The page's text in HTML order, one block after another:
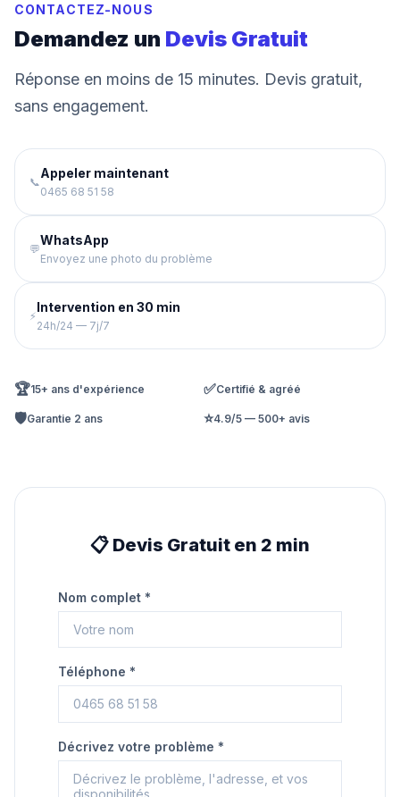
CONTACTEZ-NOUS
Demandez un Devis Gratuit
Réponse en moins de 15 minutes. Devis gratuit,
sans engagement.
📞
Appeler maintenant
0465 68 51 58
💬
WhatsApp
Envoyez une photo du problème
⚡
Intervention en 30 min
24h/24 — 7j/7
🏆15+ ans d'expérience ✅Certifié & agréé
🛡️Garantie 2 ans ⭐4.9/5 — 500+ avis
📋 Devis Gratuit en 2 min
Nom complet *
Téléphone *
Décrivez votre problème *